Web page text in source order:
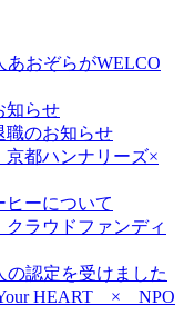
あおぞらがWELCO
知らせ
職のお知らせ
京都ハンナリーズ×
ヒーについて
クラウドファンディ
の認定を受けました
HEART × NPO